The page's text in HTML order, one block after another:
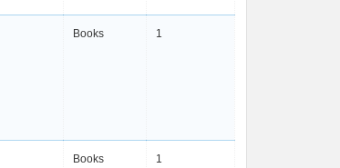
Books 1
Books 1